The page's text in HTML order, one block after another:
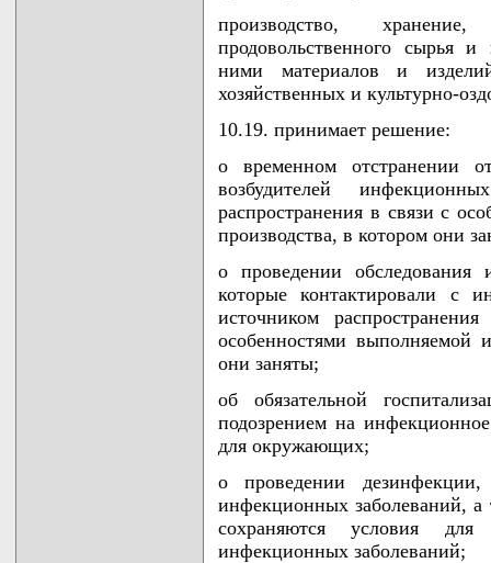
производство,
продовольственного сырья
ними материалов и
хозяйственных и культурно-
10.19. принимает решение:
о временном отстранении
возбудителей
распространения в связи с
производства, в котором они
о проведении
которые контактировали с
источником
особенностями выполняемой
они заняты;
об обязательной
подозрением на
для окружающих;
о проведении
инфекционных заболеваний,
сохраняются условия для
инфекционных заболеваний;